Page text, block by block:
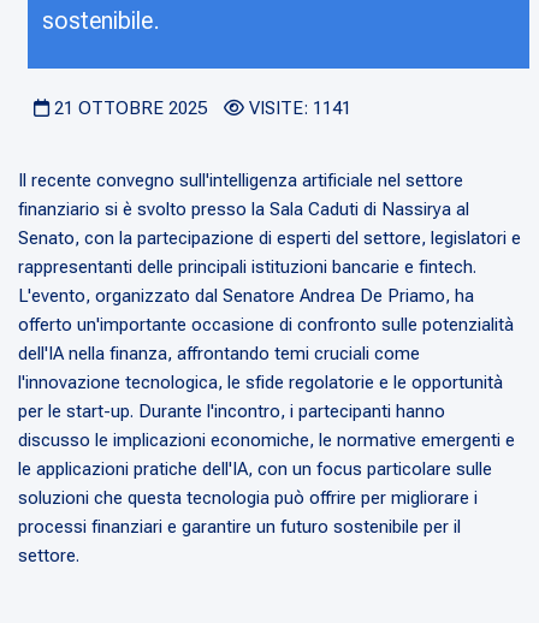
sostenibile.
21 OTTOBRE 2025 VISITE: 1141
Il recente convegno sull'intelligenza artificiale nel settore
finanziario si è svolto presso la Sala Caduti di Nassirya al
Senato, con la partecipazione di esperti del settore, legislatori e
rappresentanti delle principali istituzioni bancarie e fintech.
L'evento, organizzato dal Senatore Andrea De Priamo, ha
offerto un'importante occasione di confronto sulle potenzialità
dell'IA nella finanza, affrontando temi cruciali come
l'innovazione tecnologica, le sfide regolatorie e le opportunità
per le start-up. Durante l'incontro, i partecipanti hanno
discusso le implicazioni economiche, le normative emergenti e
le applicazioni pratiche dell'IA, con un focus particolare sulle
soluzioni che questa tecnologia può offrire per migliorare i
processi finanziari e garantire un futuro sostenibile per il
settore.